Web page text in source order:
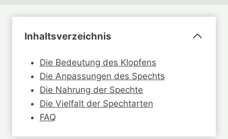
Inhaltsverzeichnis
Die Bedeutung des Klopfens
Die Anpassungen des Spechts
Die Nahrung der Spechte
Die Vielfalt der Spechtarten
FAQ